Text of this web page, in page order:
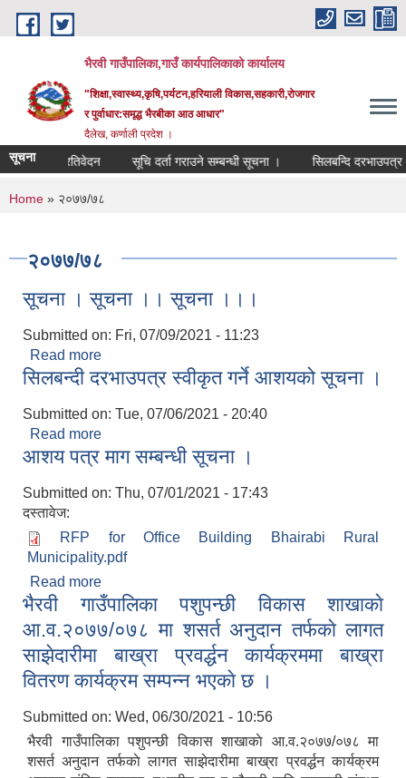
Skip to main content
भैरवी गाउँपालिका,गाउँ कार्यपालिकाको कार्यालय
"शिक्षा,स्वास्थ्य,कृषि,पर्यटन,हरियाली विकास,सहकारी,रोजगार
र पुर्वाधार:समृद्ध भैरबीका आठ आधार"
दैलेख, कर्णाली प्रदेश ।
सूचनाप्रतिवेदन सूचि दर्ता गराउने सम्बन्धी सूचना । सिलबन्दि दरभाउपत्र
You are here
Home » २०७७/७८
२०७७/७८
सूचना । सूचना ।। सूचना ।।।
Submitted on: Fri, 07/09/2021 - 11:23
Read more
सिलबन्दी दरभाउपत्र स्वीकृत गर्ने आशयको सूचना ।
Submitted on: Tue, 07/06/2021 - 20:40
Read more
आशय पत्र माग सम्बन्धी सूचना ।
Submitted on: Thu, 07/01/2021 - 17:43
दस्तावेज:
RFP for Office Building Bhairabi Rural
Municipality.pdf
Read more
भैरवी गाउँपालिका पशुपन्छी विकास शाखाकाे
आ.व.२०७७/०७८ मा शसर्त अनुदान तर्फकाे लागत
साझेदारीमा बाख्रा प्रवर्द्धन कार्यक्रममा बाख्रा
वितरण कार्यक्रम सम्पन्न भएकाे छ ।
Submitted on: Wed, 06/30/2021 - 10:56
भैरवी गाउँपालिका पशुपन्छी विकास शाखाकाे आ.व.२०७७/०७८ मा
शसर्त अनुदान तर्फकाे लागत साझेदारीमा बाख्रा प्रवर्द्धन कार्यक्रम